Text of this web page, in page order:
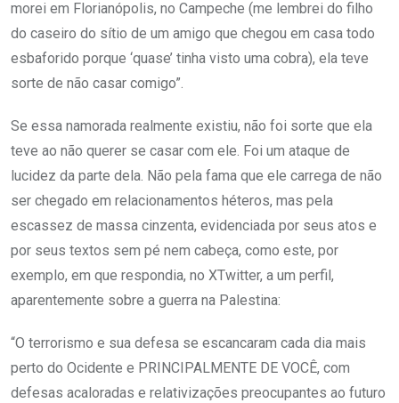
morei em Florianópolis, no Campeche (me lembrei do filho
do caseiro do sítio de um amigo que chegou em casa todo
esbaforido porque ‘quase’ tinha visto uma cobra), ela teve
sorte de não casar comigo”.
Se essa namorada realmente existiu, não foi sorte que ela
teve ao não querer se casar com ele. Foi um ataque de
lucidez da parte dela. Não pela fama que ele carrega de não
ser chegado em relacionamentos héteros, mas pela
escassez de massa cinzenta, evidenciada por seus atos e
por seus textos sem pé nem cabeça, como este, por
exemplo, em que respondia, no XTwitter, a um perfil,
aparentemente sobre a guerra na Palestina:
“O terrorismo e sua defesa se escancaram cada dia mais
perto do Ocidente e PRINCIPALMENTE DE VOCÊ, com
defesas acaloradas e relativizações preocupantes ao futuro